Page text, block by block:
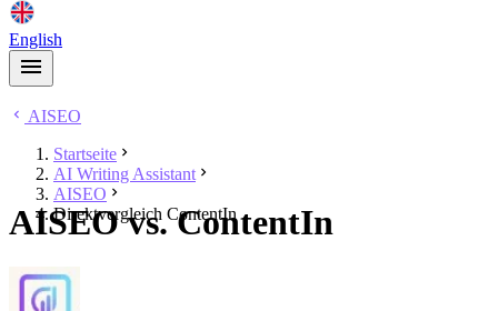
English
AISEO
Startseite
AI Writing Assistant
AISEO
Direktvergleich ContentIn
AISEO vs. ContentIn